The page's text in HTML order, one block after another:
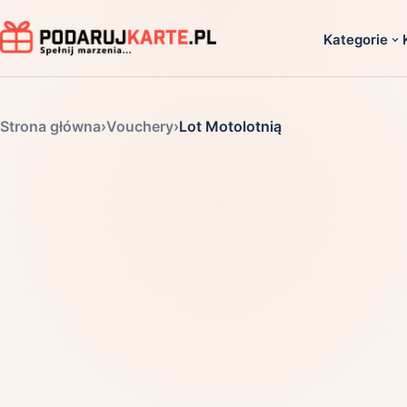
Kategorie
Strona główna›Vouchery›Lot Motolotnią